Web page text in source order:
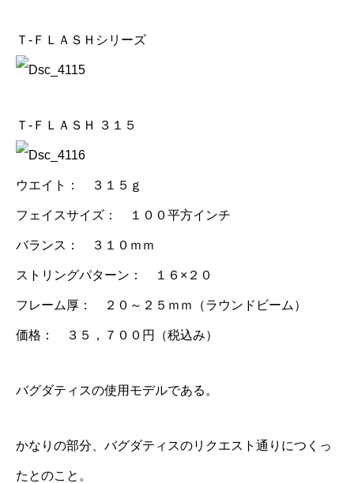
Ｔ-ＦＬＡＳＨシリーズ
Ｔ-ＦＬＡＳＨ ３１５
ウエイト： ３１５ｇ
フェイスサイズ： １００平方インチ
バランス： ３１０ｍｍ
ストリングパターン： １６×２０
フレーム厚： ２０～２５ｍｍ（ラウンドビーム）
価格： ３５，７００円（税込み）
バグダティスの使用モデルである。
かなりの部分、バグダティスのリクエスト通りにつくっ
たとのこと。